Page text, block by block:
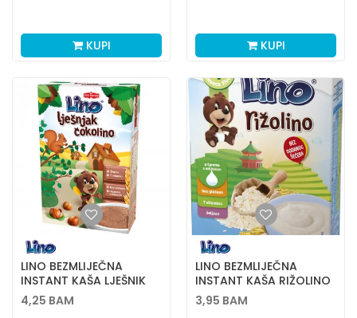
KUPI KUPI
LINO BEZMLIJEČNA
INSTANT KAŠA LJEŠNIK
ČOKOLINO 200G
4,25 BAM
LINO BEZMLIJEČNA
INSTANT KAŠA RIŽOLINO
150G
3,95 BAM